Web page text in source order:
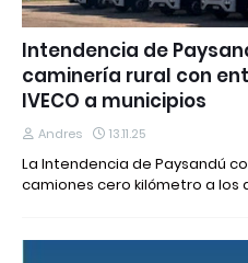
Intendencia de
caminería rural con
IVECO a municipios
Andres 13.11.25
La Intendencia de Paysandú
camiones cero kilómetro a los